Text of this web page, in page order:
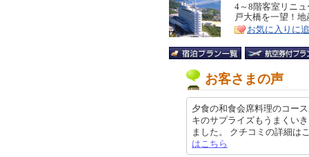
リ
ア
特
徴
4～8階客室リニ
戸大橋を一望！
お気に入りに
お客さまの声
夕食の和食会席料理のコー
キのサプライズもうまくい
ました。 クチコミの詳細
はこちら